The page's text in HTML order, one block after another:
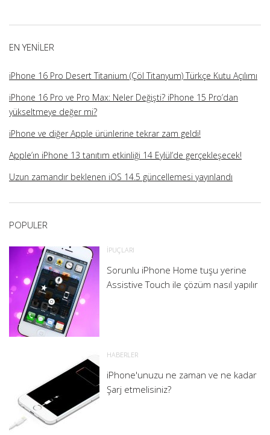
profiliniprofiliniprofiliniprofilini
EN YENILER
iPhone 16 Pro Desert Titanium (Çöl Titanyum) Türkçe Kutu Açılımı
iPhone 16 Pro ve Pro Max: Neler Değişti? iPhone 15 Pro’dan
yükseltmeye değer mi?
iPhone ve diğer Apple ürünlerine tekrar zam geldi!
Apple’ın iPhone 13 tanıtım etkinliği 14 Eylül’de gerçekleşecek!
Uzun zamandır beklenen iOS 14.5 güncellemesi yayınlandı
POPULER
İPUÇLARI
Sorunlu iPhone Home tuşu yerine
Assistive Touch ile çözüm nasıl yapılır
HABERLER
iPhone'unuzu ne zaman ve ne kadar
Şarj etmelisiniz?